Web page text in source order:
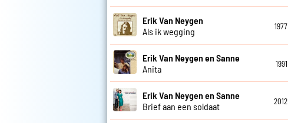
Erik Van Neygen
Als ik wegging
1977
Erik Van Neygen en Sanne
Anita
1991
Erik Van Neygen en Sanne
Brief aan een soldaat
2012